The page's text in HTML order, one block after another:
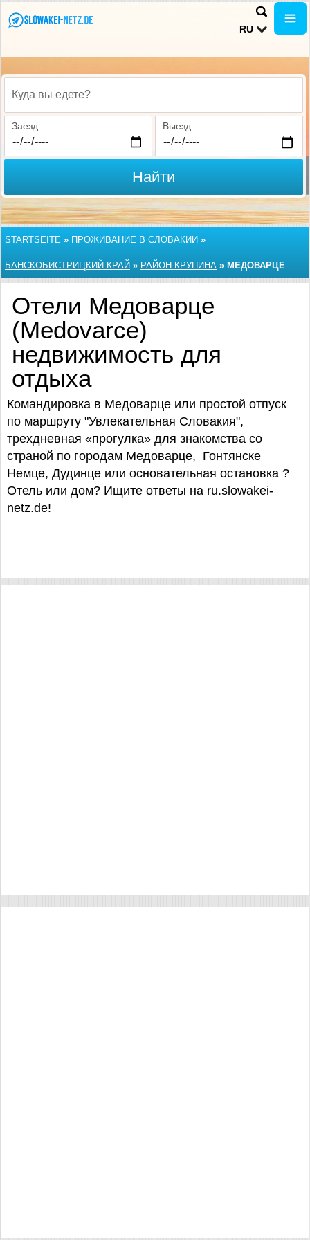
RU
Куда вы едете?
Заезд Выезд
Найти
STARTSEITE » ПРОЖИВАНИЕ В СЛОВАКИИ »
БАНСКОБИСТРИЦКИЙ КРАЙ » РАЙОН КРУПИНА » МЕДОВАРЦЕ
Отели Медоварце
(Medovarce)
недвижимость для
отдыха
Командировка в Медоварце или простой отпуск
по маршруту "Увлекательная Словакия",
трехдневная «прогулка» для знакомства со
страной по городам Медоварце, Гонтянске
Немце, Дудинце или основательная остановка ?
Отель или дом? Ищите ответы на ru.slowakei-
netz.de!